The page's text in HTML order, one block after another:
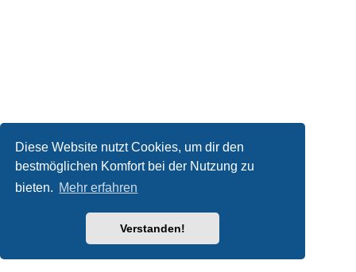
Diese Website nutzt Cookies, um dir den
bestmöglichen Komfort bei der Nutzung zu
bieten. Mehr erfahren
Verstanden!